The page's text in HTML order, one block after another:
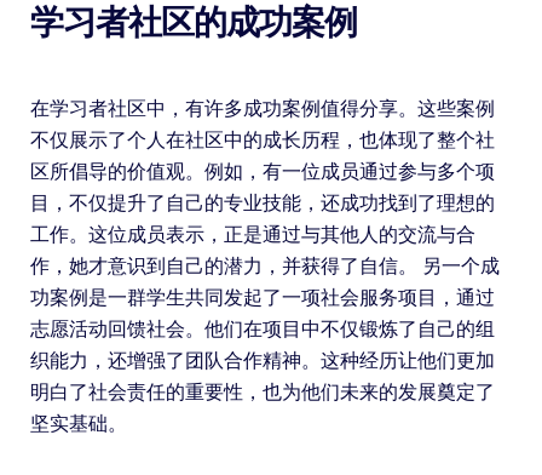
学习者社区的成功案例
在学习者社区中，有许多成功案例值得分享。这些案例
不仅展示了个人在社区中的成长历程，也体现了整个社
区所倡导的价值观。例如，有一位成员通过参与多个项
目，不仅提升了自己的专业技能，还成功找到了理想的
工作。这位成员表示，正是通过与其他人的交流与合
作，她才意识到自己的潜力，并获得了自信。 另一个成
功案例是一群学生共同发起了一项社会服务项目，通过
志愿活动回馈社会。他们在项目中不仅锻炼了自己的组
织能力，还增强了团队合作精神。这种经历让他们更加
明白了社会责任的重要性，也为他们未来的发展奠定了
坚实基础。